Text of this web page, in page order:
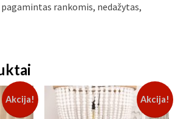
rankomis, nedažytas,
Akcija! Akcija!